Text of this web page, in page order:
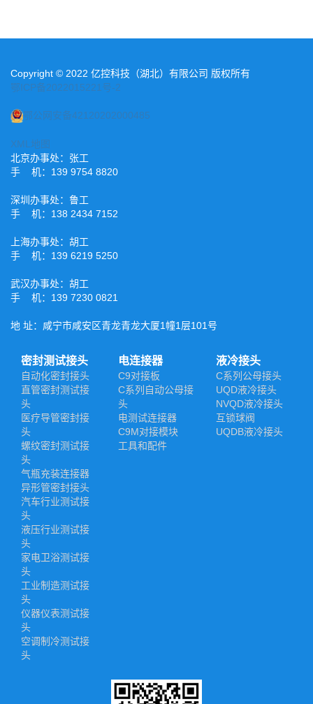
Copyright © 2022 亿控科技（湖北）有限公司 版权所有
鄂ICP备2022015221号-2
鄂公网安备42120202000485
XML地图
北京办事处：张工
手 机：139 9754 8820
深圳办事处：鲁工
手 机：138 2434 7152
上海办事处：胡工
手 机：139 6219 5250
武汉办事处：胡工
手 机：139 7230 0821
地 址：咸宁市咸安区青龙青龙大厦1幢1层101号
密封测试接头
自动化密封接头
直管密封测试接
头
医疗导管密封接
头
螺纹密封测试接
头
气瓶充装连接器
异形管密封接头
汽车行业测试接
头
液压行业测试接
头
家电卫浴测试接
头
工业制造测试接
头
仪器仪表测试接
头
空调制冷测试接
头
电连接器
C9对接板
C系列自动公母接
头
电测试连接器
C9M对接模块
工具和配件
液冷接头
C系列公母接头
UQD液冷接头
NVQD液冷接头
互锁球阀
UQDB液冷接头